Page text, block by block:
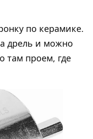
по керамике.
дрель и можно
там проем, где